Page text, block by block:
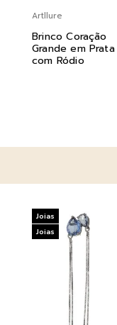
Artllure
Brinco Coração
Grande em Prata
com Ródio
Joias
Joias